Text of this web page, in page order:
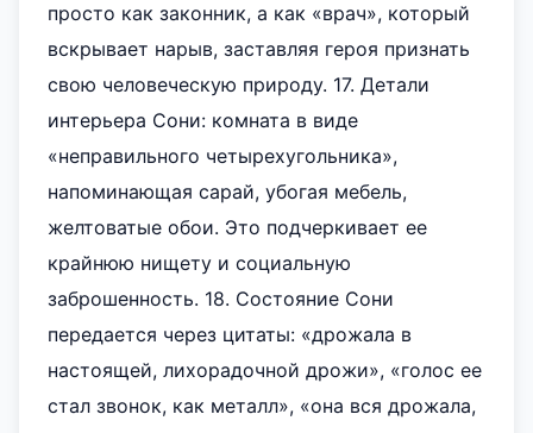
просто как законник, а как «врач», который
вскрывает нарыв, заставляя героя признать
свою человеческую природу. 17. Детали
интерьера Сони: комната в виде
«неправильного четырехугольника»,
напоминающая сарай, убогая мебель,
желтоватые обои. Это подчеркивает ее
крайнюю нищету и социальную
заброшенность. 18. Состояние Сони
передается через цитаты: «дрожала в
настоящей, лихорадочной дрожи», «голос ее
стал звонок, как металл», «она вся дрожала,